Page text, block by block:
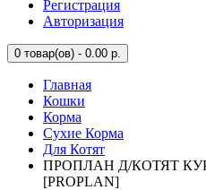
Регистрация
Авторизация
0 товар(ов) - 0.00 р.
Главная
Кошки
Корма
Сухие Корма
Для Котят
ПРОПЛАН Д/КОТЯТ
[PROPLAN]